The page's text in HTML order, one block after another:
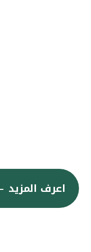
اعرف المزيد